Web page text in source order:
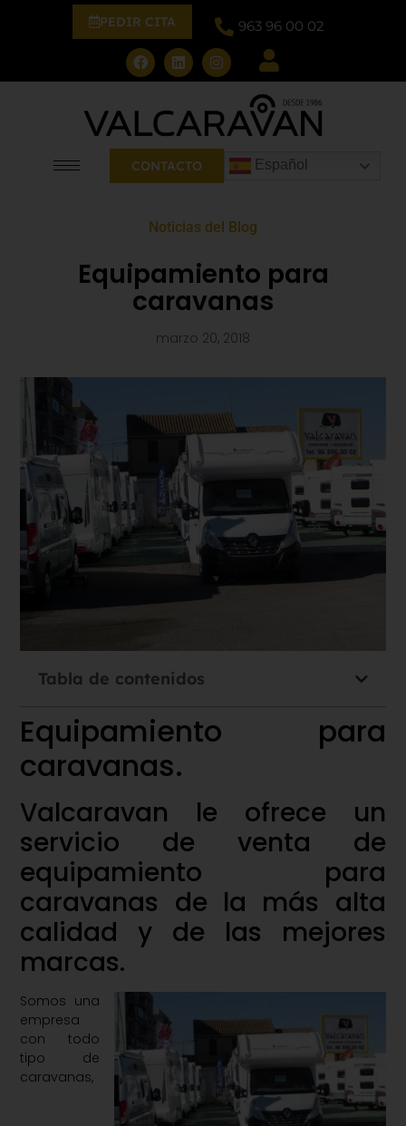
PEDIR CITA 963 96 00 02
CONTACTO Español
Noticias del Blog
Equipamiento para
caravanas
marzo 20, 2018
Tabla de contenidos
Equipamiento para
caravanas.
Valcaravan le ofrece un
servicio de venta de
equipamiento para
caravanas de la más alta
calidad y de las mejores
marcas.
Somos una
empresa
con todo
tipo de
caravanas,